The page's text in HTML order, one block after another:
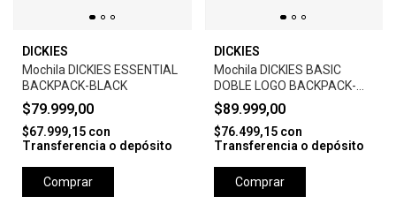
DICKIES
Mochila DICKIES ESSENTIAL
BACKPACK-BLACK
$79.999,00
$67.999,15 con
Transferencia o depósito
Comprar
DICKIES
Mochila DICKIES BASIC
DOBLE LOGO BACKPACK-
BLACK
$89.999,00
$76.499,15 con
Transferencia o depósito
Comprar